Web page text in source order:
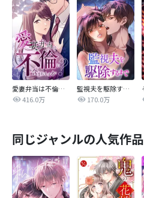
愛妻弁当は不倫に含まれますか？
416.0万
監視夫を駆除するまで
170.0万
同じジャンルの人気作品